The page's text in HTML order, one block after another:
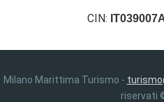
CIN:
Milano Marittima Turismo -
riservati